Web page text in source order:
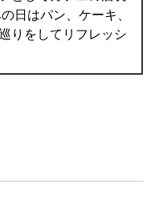
日はパン、ケーキ、
りをしてリフレッシ